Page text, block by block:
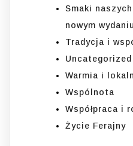
Smaki
nowym
Tradycja i
Uncategorized
Warmia i
Wspólnota
Współpraca i
Życie Ferajny